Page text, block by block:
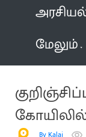
மேலும்